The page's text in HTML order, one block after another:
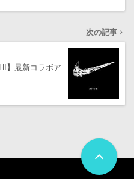
次の記事
】最新コラボア